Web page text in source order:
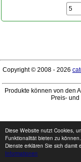
Diese Website nutzt Cookies,
Funktionalität bieten zu
Dienste erklären Sie sich
Informationen
Copyright © 2008 - 2026
Produkte können von den
Preis-